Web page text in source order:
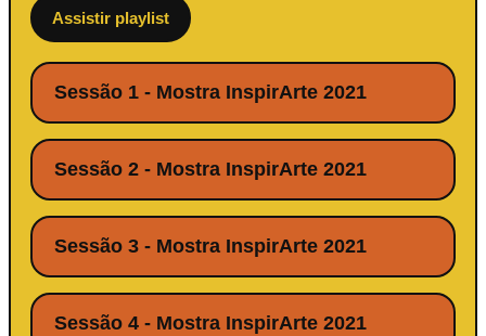
Assistir playlist
Sessão 1 - Mostra InspirArte 2021
Sessão 2 - Mostra InspirArte 2021
Sessão 3 - Mostra InspirArte 2021
Sessão 4 - Mostra InspirArte 2021